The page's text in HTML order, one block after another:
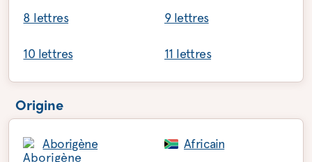
8 lettres 9 lettres
10 lettres 11 lettres
Origine
Aborigène Africain